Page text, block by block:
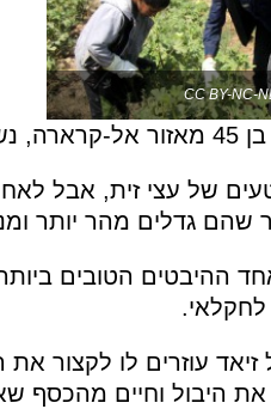
CC BY-NC-
נפשות.
של עצי זית, אבל
שהם גדלים מהר יותר
לחקלאי.
זיאד עוזרים לו לקצור
את היבול וחיים מהכסף